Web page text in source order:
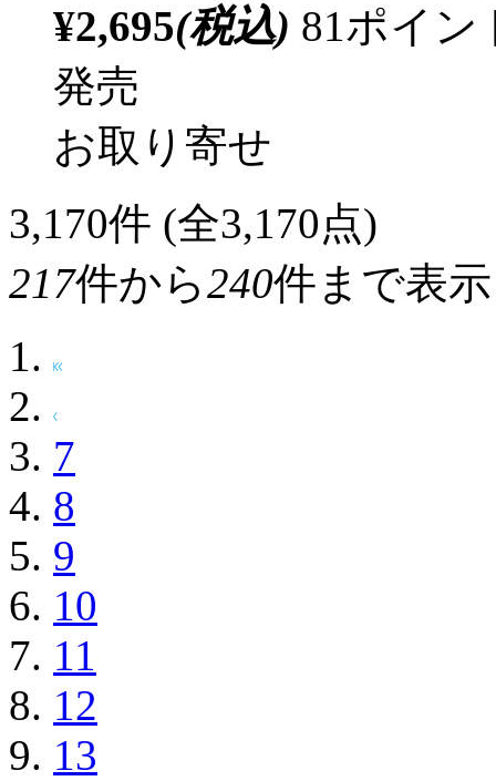
¥2,695(税込) 81ポイ
発売
お取り寄せ
3,170件 (全3,170点)
217件から240件まで表示
7
8
9
10
11
12
13